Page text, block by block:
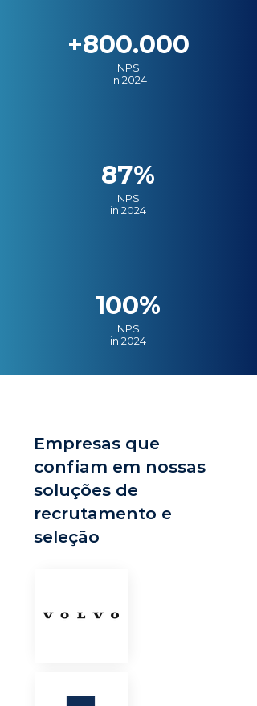
+800.000
NPS
in 2024
87%
NPS
in 2024
100%
NPS
in 2024
Empresas que
confiam em nossas
soluções de
recrutamento e
seleção